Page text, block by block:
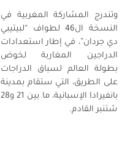
وتندرج المشاركة المغربية في
النسخة ال46 لطواف “لبيتيبي
دي جردان”، في إطار استعدادات
الدراجين المغاربة لخوض
بطولة العالم لسباق الدراجات
على الطريق، التي ستقام بمدينة
بانفيرادا الإسبانية، ما بين 21 و28
شتنبر القادم.